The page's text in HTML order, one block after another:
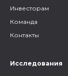
Инвесторам
Команда
Контакты
Исследования